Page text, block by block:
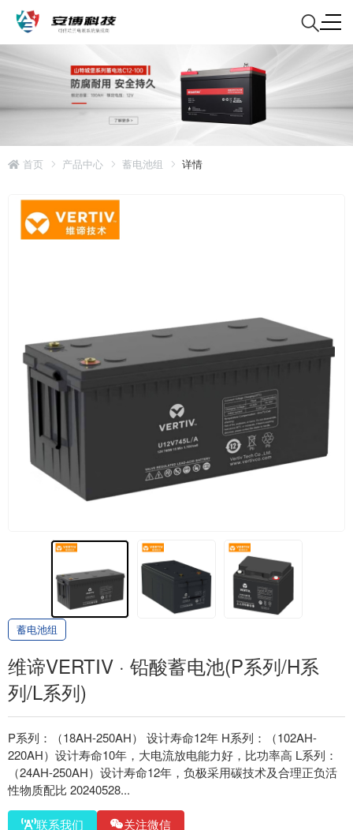
首页 产品中心 蓄电池组 详情
蓄电池组
维谛VERTIV · 铅酸蓄电池(P系列/H系
列/L系列)
P系列：（18AH-250AH） 设计寿命12年 H系列：（102AH-
220AH）设计寿命10年，大电流放电能力好，比功率高 L系列：
（24AH-250AH）设计寿命12年，负极采用碳技术及合理正负活
性物质配比 20240528...
联系我们 关注微信